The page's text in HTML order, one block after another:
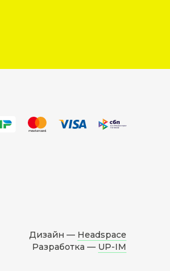
Дизайн — Headspace
Разработка — UP-IM